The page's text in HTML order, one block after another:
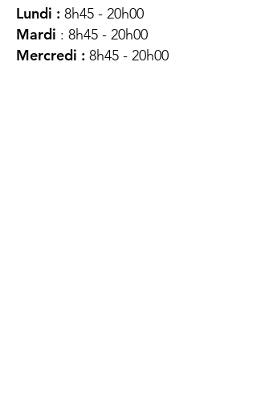
Lundi : 8h45 - 20h00
Mardi : 8h45 - 20h00
Mercredi : 8h45 - 20h00